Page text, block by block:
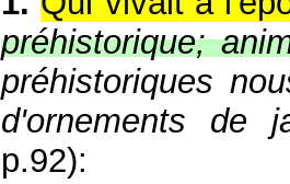
préhistorique;
préhistoriques
d'ornements de
p.92):